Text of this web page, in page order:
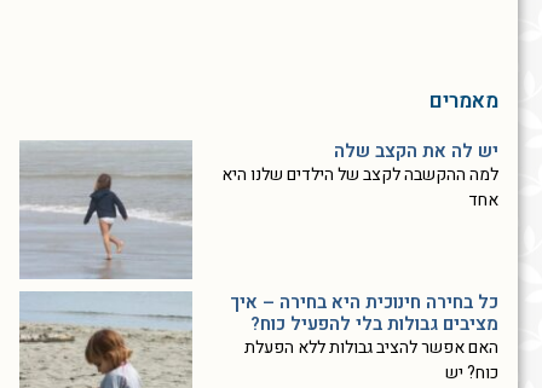
מאמרים
יש לה את הקצב שלה
למה ההקשבה לקצב של הילדים שלנו היא
אחד
כל בחירה חינוכית היא בחירה – איך
מציבים גבולות בלי להפעיל כוח?
האם אפשר להציב גבולות ללא הפעלת
כוח? יש